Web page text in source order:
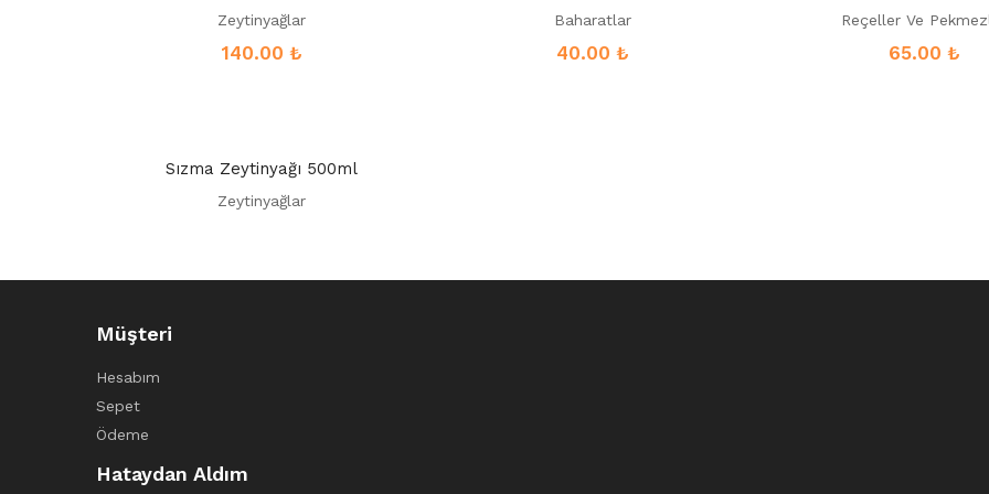
Zeytinyağlar
140.00 ₺
Baharatlar
40.00 ₺
Reçeller Ve
65.00 ₺
Sızma Zeytinyağı 500ml
Zeytinyağlar
Müşteri
Hesabım
Sepet
Ödeme
Hataydan Aldım